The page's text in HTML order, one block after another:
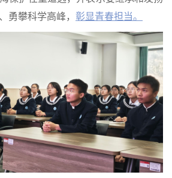
勇攀科学高峰， 彰显青春担当。